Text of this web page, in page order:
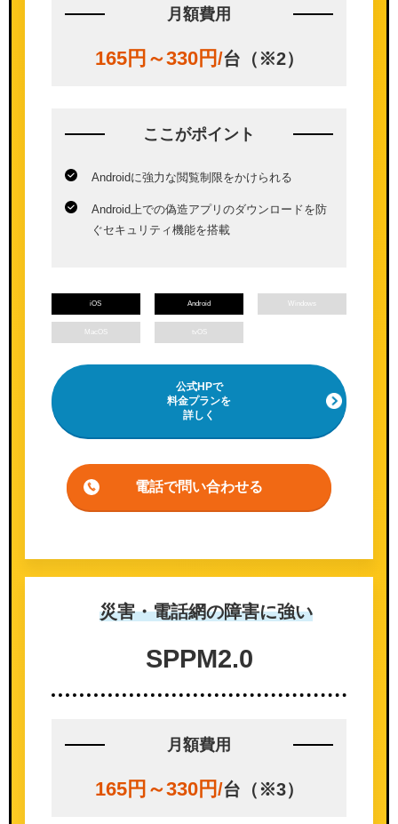
月額費用
165円～330円/台（※2）
ここがポイント
Androidに強力な閲覧制限をかけられる
Android上での偽造アプリのダウンロードを防
ぐセキュリティ機能を搭載
iOS Android Windows
MacOS tvOS
公式HPで
料金プランを
詳しく
電話で問い合わせる
災害・電話網の障害に強い
SPPM2.0
月額費用
165円～330円/台（※3）